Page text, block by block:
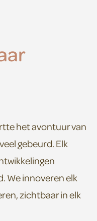
het avontuur van
gebeurd. Elk
We innoveren elk
zichtbaar in elk